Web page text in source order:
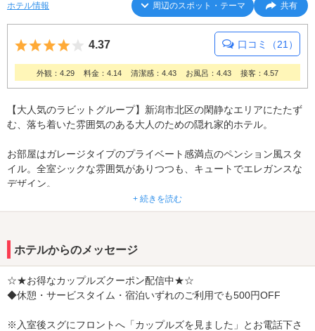
ホテル情報
周辺のスポット・テーマ 共有
5つ星のうち4
4.37 口コミ（21）
外観：4.29 料金：4.14 清潔感：4.43 お風呂：4.43 接客：4.57
【大人気のラビットグループ】新潟市北区の閑静なエリアにたたず
む、落ち着いた雰囲気のある大人のための隠れ家的ホテル。
お部屋はガレージタイプのプライベート感満点のペンション風スタ
イル。全室シックな雰囲気がありつつも、キュートでエレガンスな
デザイン。
メンバーカードでの割引やサービスドリンクもご用意し、皆様のお
+ 続きを読む
ホテルからのメッセージ
☆★お得なカップルズクーポン配信中★☆
◆休憩・サービスタイム・宿泊いずれのご利用でも500円OFF
※入室後スグにフロントへ「カップルズを見ました」とお電話下さ